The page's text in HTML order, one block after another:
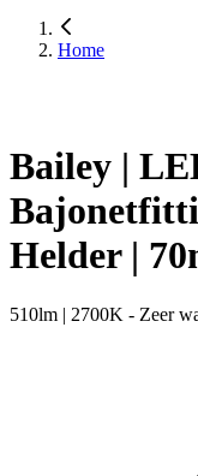
Home
Bailey |
Helder |
510lm | 2700K - Zeer